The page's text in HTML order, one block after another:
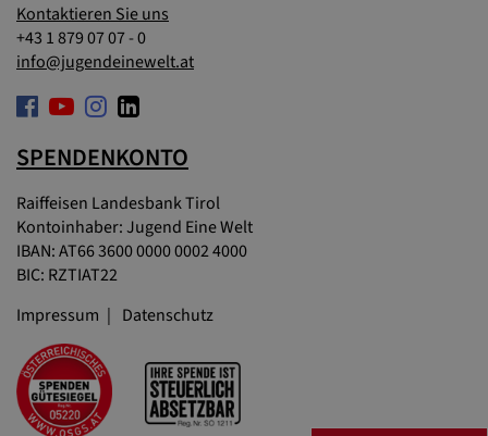
Kontaktieren Sie uns
+43 1 879 07 07 - 0
info@jugendeinewelt.at
SPENDENKONTO
Raiffeisen Landesbank Tirol
Kontoinhaber: Jugend Eine Welt
IBAN: AT66 3600 0000 0002 4000
BIC: RZTIAT22
Impressum
Datenschutz